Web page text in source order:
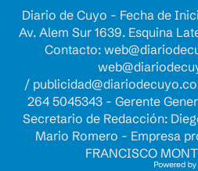
Diario de Cuyo - Fecha de
Av. Alem Sur 1639. Esquina
Contacto:
/
264 5045343 - Gerente
Secretario de Redacción:
Mario Romero - Empresa
FRANCISCO